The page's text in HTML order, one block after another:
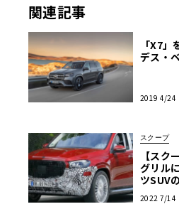
関連記事
「X7
デス・
2019 4/24
スクープ
【スク
グリル
ツSUV
2022 7/14